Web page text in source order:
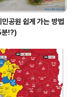
공원 쉽게 가는 방법
분!?)